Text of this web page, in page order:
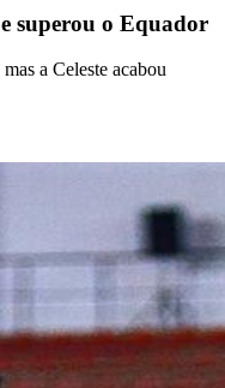
superou o Equador
a Celeste acabou